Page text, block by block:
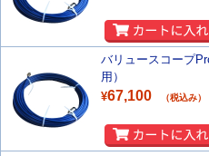
バリュースコープ
用）
¥67,100 （税込み）